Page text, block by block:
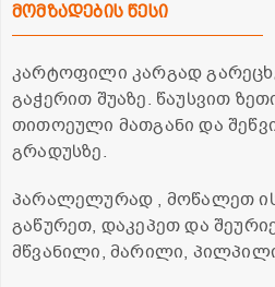
მომზადების წესი
კარტოფილი კარგად
გაჭერით შუაზე. წაუსვით
თითოეული მათგანი და
გრადუსზე.
პარალელურად , მოწალეთ
გაწურეთ, დაკეპეთ და
მწვანილი, მარილი,